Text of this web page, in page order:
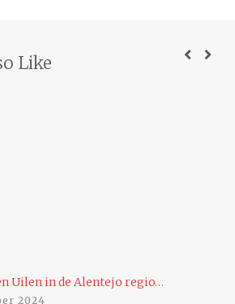
Like
in de Alentejo regio…